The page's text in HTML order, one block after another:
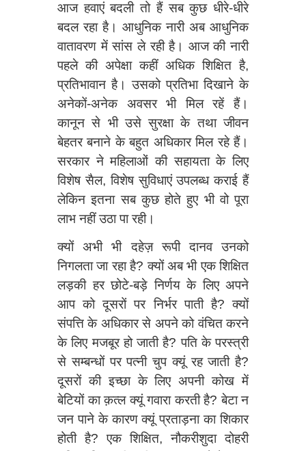
आज हवाएं बदली तो हैं सब कुछ धीरे-धीरे
बदल रहा है। आधुनिक नारी अब आधुनिक
वातावरण में सांस ले रही है। आज की नारी
पहले की अपेक्षा कहीं अधिक शिक्षित है,
प्रतिभावान है। उसको प्रतिभा दिखाने के
अनेकों-अनेक अवसर भी मिल रहें हैं।
कानून से भी उसे सुरक्षा के तथा जीवन
बेहतर बनाने के बहुत अधिकार मिल रहे हैं।
सरकार ने महिलाओं की सहायता के लिए
विशेष सैल, विशेष सुविधाएं उपलब्ध कराई हैं
लेकिन इतना सब कुछ होते हुए भी वो पूरा
लाभ नहीं उठा पा रही।
क्यों अभी भी दहेज़ रूपी दानव उनको
निगलता जा रहा है? क्यों अब भी एक शिक्षित
लड़की हर छोटे-बड़े निर्णय के लिए अपने
आप को दूसरों पर निर्भर पाती है? क्यों
संपत्ति के अधिकार से अपने को वंचित करने
के लिए मजबूर हो जाती है? पति के परस्त्री
से सम्बन्धों पर पत्नी चुप क्यूं रह जाती है?
दूसरों की इच्छा के लिए अपनी कोख में
बेटियों का क़त्ल क्यूं गवारा करती है? बेटा न
जन पाने के कारण क्यूं प्रताड़ना का शिकार
होती है? एक शिक्षित, नौकरीशुदा दोहरी